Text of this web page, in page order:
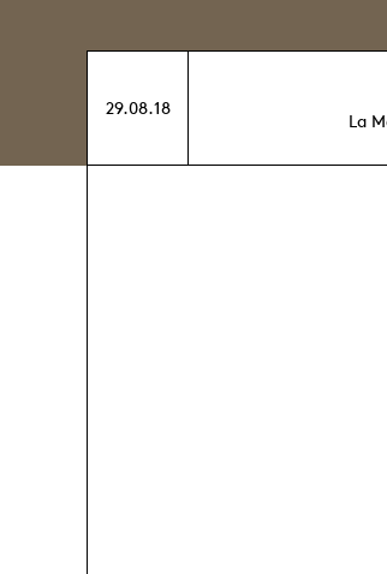
29.08.18
La